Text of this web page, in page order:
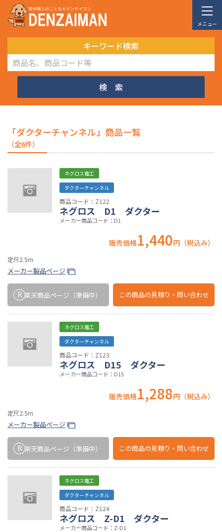
メニュー
キーワード検索
検 索
「ダクターチャンネル」商品一覧
（全6件）
ネグロス電工
ダクターチャンネル
商品コード：Z122
ネグロス D1 ダクター
メーカー商品コード：D1
販売価格1,440円（税込み）
定尺2.5m
メーカー製品ページ
楽天商品ページ （準備中） この商品の見積り・問い合わせ
ネグロス電工
ダクターチャンネル
商品コード：Z123
ネグロス D15 ダクター
メーカー商品コード：D15
販売価格1,288円（税込み）
定尺2.5m
メーカー製品ページ
楽天商品ページ （準備中） この商品の見積り・問い合わせ
ネグロス電工
ダクターチャンネル
商品コード：Z124
ネグロス Z-D1 ダクター
メーカー商品コード：Z-D1